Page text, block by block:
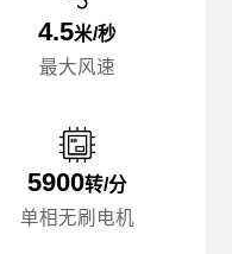
4.5米/秒
最大风速
5900转/分
单相无刷电机